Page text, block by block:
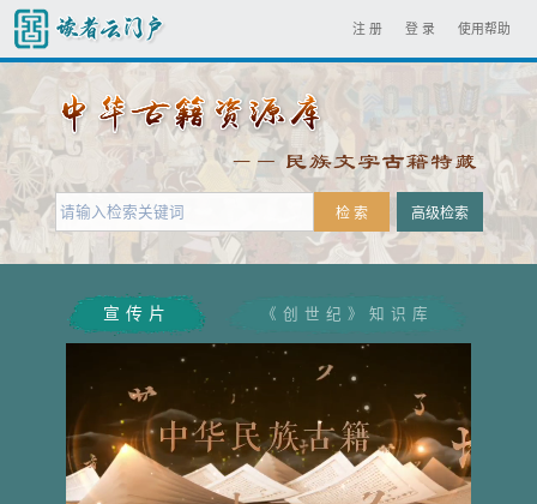
使用帮助
登 录
注 册
宣传片 《创世纪》知识库